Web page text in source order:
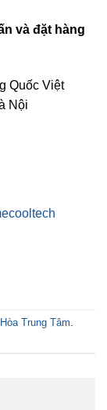
và đặt hàng
Quốc Việt
Nội
Trung Tâm.